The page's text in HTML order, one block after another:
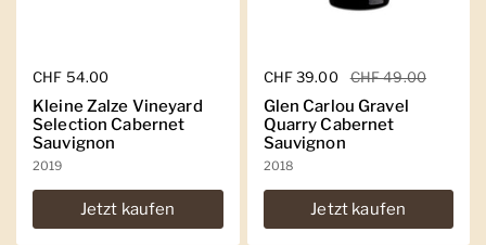
Regulärer Preis
CHF 54.00
Kleine Zalze Vineyard
Selection Cabernet
Sauvignon
2019
Jetzt kaufen
Regulärer Preis
CHF 39.00 Sale-Preis
CHF 49.00
Glen Carlou Gravel
Quarry Cabernet
Sauvignon
2018
Jetzt kaufen